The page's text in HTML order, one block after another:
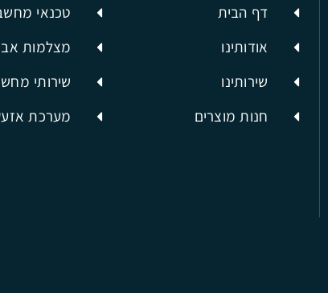
דף הבית
אודותינו
שירותינו
חנות מוצרים
טכנאי
מצלמות
שירותי
מערכת